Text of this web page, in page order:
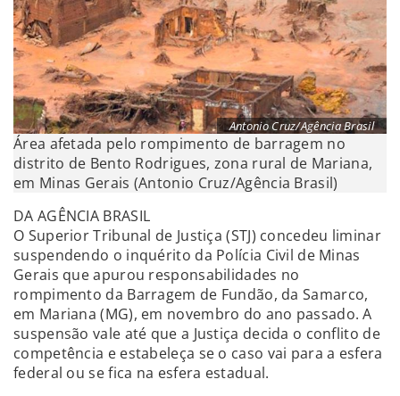
Antonio Cruz/Agência Brasil
Área afetada pelo rompimento de barragem no
distrito de Bento Rodrigues, zona rural de Mariana,
em Minas Gerais (Antonio Cruz/Agência Brasil)
DA AGÊNCIA BRASIL
O Superior Tribunal de Justiça (STJ) concedeu liminar
suspendendo o inquérito da Polícia Civil de Minas
Gerais que apurou responsabilidades no
rompimento da Barragem de Fundão, da Samarco,
em Mariana (MG), em novembro do ano passado. A
suspensão vale até que a Justiça decida o conflito de
competência e estabeleça se o caso vai para a esfera
federal ou se fica na esfera estadual.